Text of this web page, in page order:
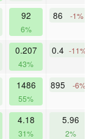
92
6%
86 -1%
0.207
43%
0.4 -11%
1486
55%
895 -6%
4.18
31%
5.96
2%